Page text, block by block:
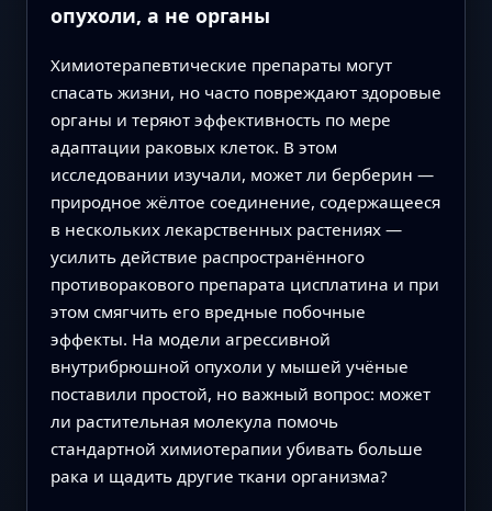
опухоли, а не органы
Химиотерапевтические препараты могут
спасать жизни, но часто повреждают здоровые
органы и теряют эффективность по мере
адаптации раковых клеток. В этом
исследовании изучали, может ли берберин —
природное жёлтое соединение, содержащееся
в нескольких лекарственных растениях —
усилить действие распространённого
противоракового препарата цисплатина и при
этом смягчить его вредные побочные
эффекты. На модели агрессивной
внутрибрюшной опухоли у мышей учёные
поставили простой, но важный вопрос: может
ли растительная молекула помочь
стандартной химиотерапии убивать больше
рака и щадить другие ткани организма?